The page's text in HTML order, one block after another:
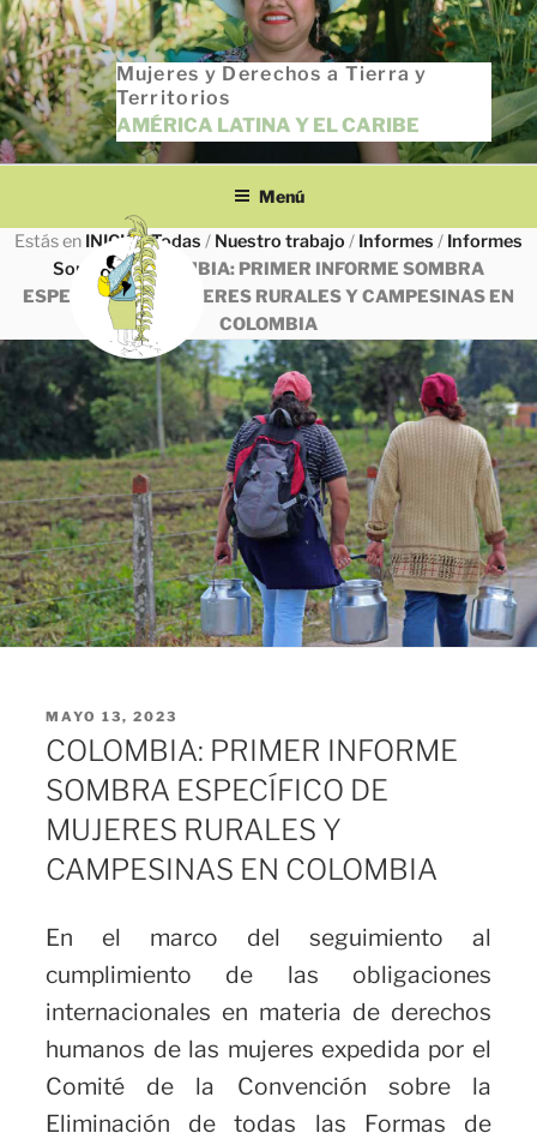
Saltar
al
contenido
Mujeres y Derechos a Tierra y
Territorios
AMÉRICA LATINA Y EL CARIBE
Menú
Estás en INICIO/Todas / Nuestro trabajo / Informes / Informes
Sombra/COLOMBIA: PRIMER INFORME SOMBRA
ESPECÍFICO DE MUJERES RURALES Y CAMPESINAS EN
COLOMBIA
PUBLICADO
EL
MAYO 13, 2023
COLOMBIA: PRIMER INFORME
SOMBRA ESPECÍFICO DE
MUJERES RURALES Y
CAMPESINAS EN COLOMBIA
En el marco del seguimiento al
cumplimiento de las obligaciones
internacionales en materia de derechos
humanos de las mujeres expedida por el
Comité de la Convención sobre la
Eliminación de todas las Formas de